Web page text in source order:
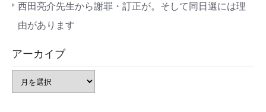
西田亮介先生から謝罪・訂正が。そして同日選には理
由があります
アーカイブ